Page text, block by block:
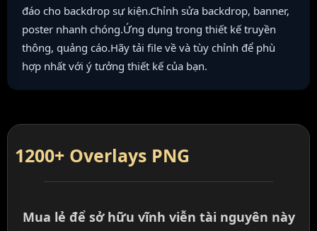
đáo cho backdrop sự kiện.Chỉnh sửa backdrop, banner,
poster nhanh chóng.Ứng dụng trong thiết kế truyền
thông, quảng cáo.Hãy tải file về và tùy chỉnh để phù
hợp nhất với ý tưởng thiết kế của bạn.
1200+ Overlays PNG
Mua lẻ để sở hữu vĩnh viễn tài nguyên này